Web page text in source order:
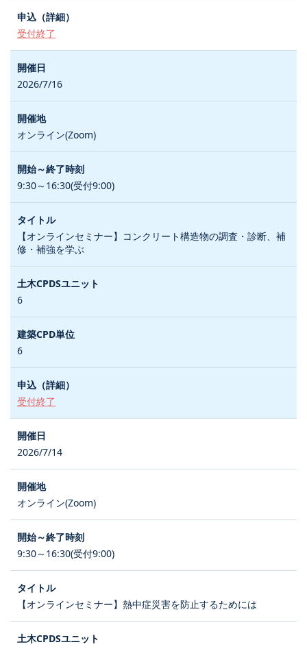
受付終了
2026/7/16
オンライン(Zoom)
9:30～16:30(受付9:00)
【オンラインセミナー】コンクリート構造物の調査・診断、補
修・補強を学ぶ
6
6
受付終了
2026/7/14
オンライン(Zoom)
9:30～16:30(受付9:00)
【オンラインセミナー】熱中症災害を防止するためには